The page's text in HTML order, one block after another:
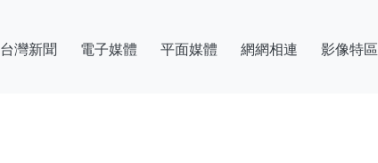
台灣新聞 電子媒體 平面媒體 網網相連 影像特區